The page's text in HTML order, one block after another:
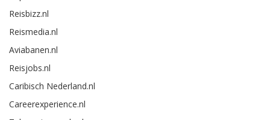
Reisbizz.nl
Reismedia.nl
Aviabanen.nl
Reisjobs.nl
Caribisch Nederland.nl
Careerexperience.nl